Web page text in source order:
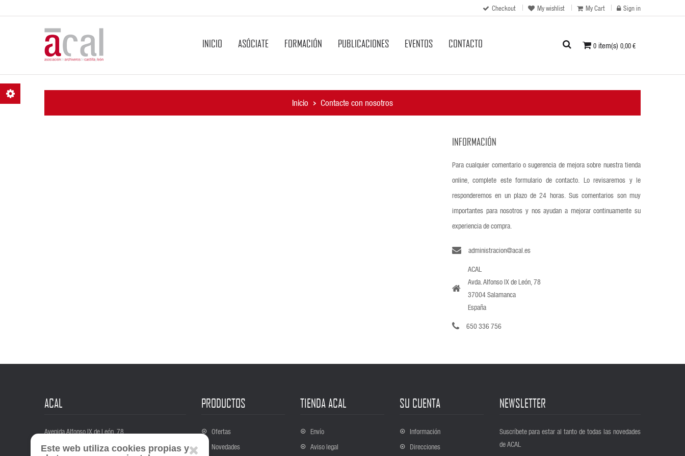
Checkout My wishlist My Cart Sign in
0 item(s) 0,00 €
INICIO ASÓCIATE FORMACIÓN PUBLICACIONES EVENTOS CONTACTO
Inicio Contacte con nosotros
INFORMACIÓN
Para cualquier comentario o sugerencia de mejora sobre nuestra tienda
online, complete este formulario de contacto. Lo revisaremos y le
responderemos en un plazo de 24 horas. Sus comentarios son muy
importantes para nosotros y nos ayudan a mejorar continuamente su
experiencia de compra.
administracion@acal.es
ACAL
Avda. Alfonso IX de León, 78
37004 Salamanca
España
650 336 756
ACAL
Avenida Alfonso IX de León, 78
37004 Salamanca
PRODUCTOS
Ofertas
Novedades
TIENDA ACAL
Envío
Aviso legal
SU CUENTA
Información
Direcciones
NEWSLETTER
Suscríbete para estar al tanto de todas las novedades
de ACAL
Este web utiliza cookies propias y